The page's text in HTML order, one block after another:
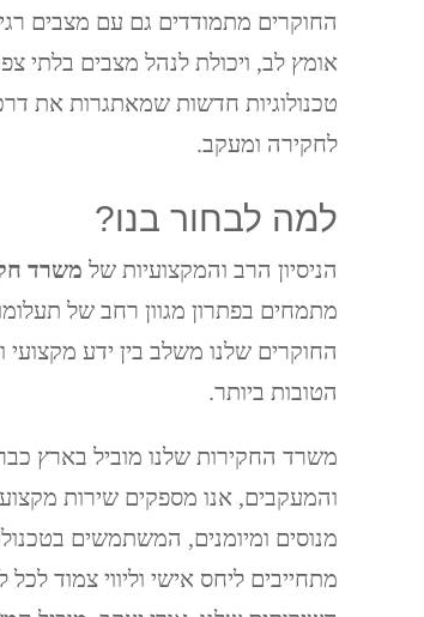
החוקרים מתמודדים גם עם מצבים
אומץ לב, ויכולת לנהל מצבים בלתי
טכנולוגיות חדשות שמאתגרות את
לחקירה ומעקב.
למה לבחור בנו?
הניסיון הרב והמקצועיות של משרד
מתמחים בפתרון מגוון רחב של
החוקרים שלנו משלב בין ידע
הטובות ביותר.
והמעקבים, אנו מספקים שירות
מנוסים ומיומנים, המשתמשים
מתחייבים ליחס אישי וליווי צמוד